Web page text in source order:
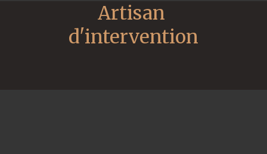
Artisan
d'intervention